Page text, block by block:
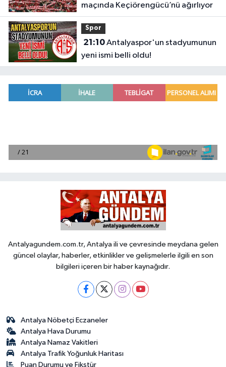
maçında Keçiörengücü’nü ağırlıyor
Spor
21:10Antalyaspor'un stadyumunun
yeni ismi belli oldu!
Antalyagundem.com.tr, Antalya ili ve çevresinde meydana gelen
güncel olaylar, haberler, etkinlikler ve gelişmelerle ilgili en son
bilgileri içeren bir haber kaynağıdır.
Antalya Nöbetçi Eczaneler
Antalya Hava Durumu
Antalya Namaz Vakitleri
Antalya Trafik Yoğunluk Haritası
Puan Durumu ve Fikstür